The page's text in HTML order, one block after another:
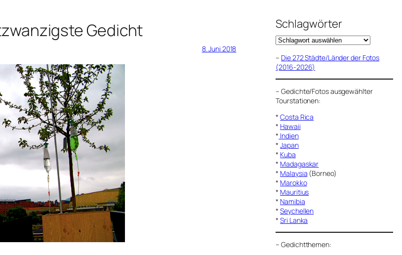
Gedicht
8. Juni 2018
Schlagwörter
– Die 272 Städte/Länder der Fotos
(2016-2026)
–Gedichte/Fotos ausgewählter
Tourstationen:
*Costa Rica
* Hawaii
* Indien
*Japan
* Kuba
* Madagaskar
* Malaysia (Borneo)
* Marokko
* Mauritius
* Namibia
*Seychellen
*Sri Lanka
–Gedichtthemen: